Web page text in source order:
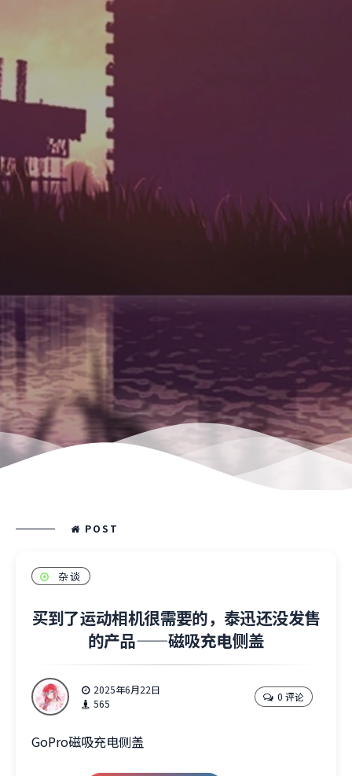
POST
杂谈
买到了运动相机很需要的，泰迅还没发售
的产品——磁吸充电侧盖
2025年6月22日
565
0 评论
GoPro磁吸充电侧盖